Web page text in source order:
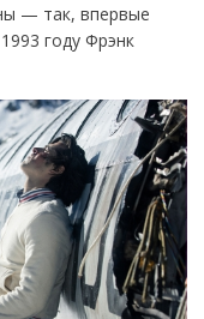
— так, впервые
году Фрэнк